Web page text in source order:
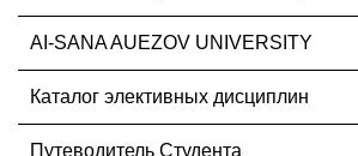
AI-SANA AUEZOV UNIVERSITY
Каталог элективных дисциплин
Путеводитель Студента